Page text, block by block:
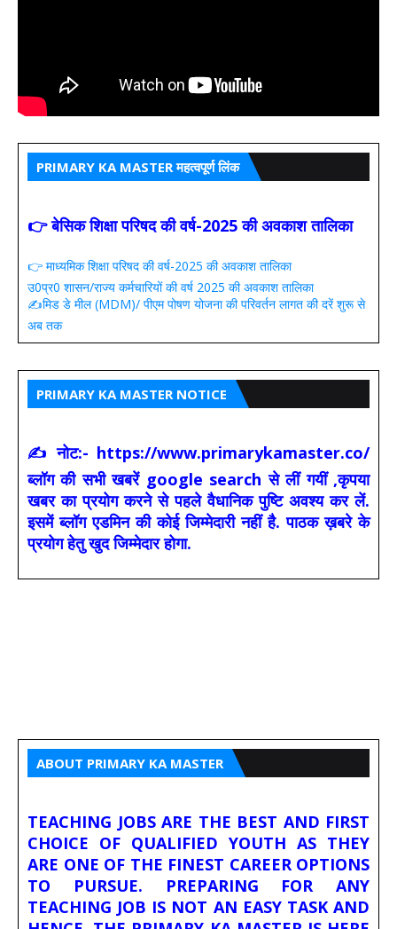
PRIMARY KA MASTER महत्वपूर्ण लिंक
👉 बेसिक शिक्षा परिषद की वर्ष-2025 की अवकाश तालिका
👉 माध्यमिक शिक्षा परिषद की वर्ष-2025 की अवकाश तालिका
उ0प्र0 शासन/राज्य कर्मचारियों की वर्ष 2025 की अवकाश तालिका
✍️मिड डे मील (MDM)/ पीएम पोषण योजना की परिवर्तन लागत की दरें शुरू से
अब तक
PRIMARY KA MASTER NOTICE
✍ नोट:- https://www.primarykamaster.co/
ब्लॉग की सभी खबरें google search से लीं गयीं ,कृपया
खबर का प्रयोग करने से पहले वैधानिक पुष्टि अवश्य कर लें.
इसमें ब्लॉग एडमिन की कोई जिम्मेदारी नहीं है. पाठक ख़बरे के
प्रयोग हेतु खुद जिम्मेदार होगा.
ABOUT PRIMARY KA MASTER
TEACHING JOBS ARE THE BEST AND FIRST
CHOICE OF QUALIFIED YOUTH AS THEY
ARE ONE OF THE FINEST CAREER OPTIONS
TO PURSUE. PREPARING FOR ANY
TEACHING JOB IS NOT AN EASY TASK AND